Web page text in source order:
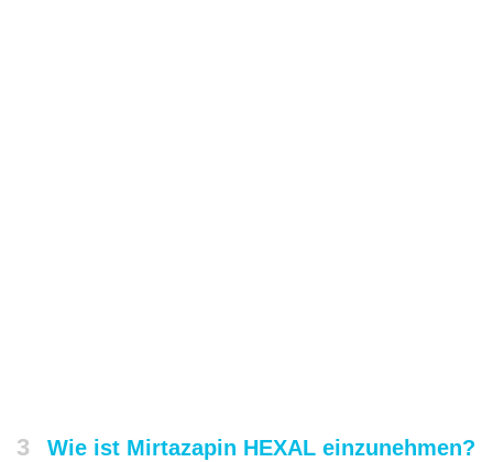
3 Wie ist Mirtazapin HEXAL einzunehmen?